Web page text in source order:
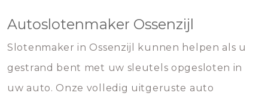
Autoslotenmaker Ossenzijl
Slotenmaker in Ossenzijl kunnen helpen als u
gestrand bent met uw sleutels opgesloten in
uw auto. Onze volledig uitgeruste auto